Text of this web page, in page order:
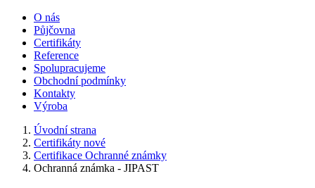
O nás
Půjčovna
Certifikáty
Reference
Spolupracujeme
Obchodní podmínky
Kontakty
Výroba
Úvodní strana
Certifikáty nové
Certifikace Ochranné známky
Ochranná známka - JIPAST